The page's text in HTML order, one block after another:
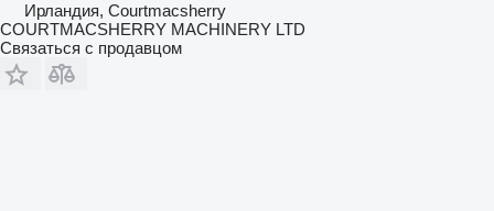
Ирландия, Courtmacsherry
COURTMACSHERRY MACHINERY LTD
Связаться с продавцом